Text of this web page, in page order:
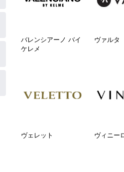
バレンシアーノ バイ
ケレメ
ヴァルタ
ヴェレット ヴィニー